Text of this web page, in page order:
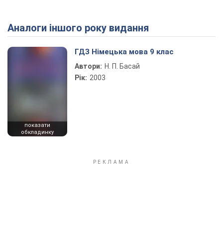
Play Video
Аналоги іншого року видання
показати
обкладинку
ГДЗ Німецька мова 9 клас
Автори: Н. П. Басай
Рік: 2003